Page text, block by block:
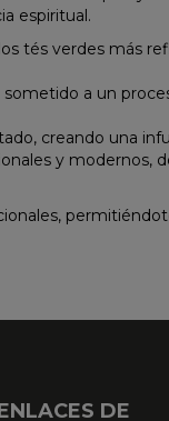
espiritual.
tés verdes más
sometido a un
creando una
y modernos,
DE